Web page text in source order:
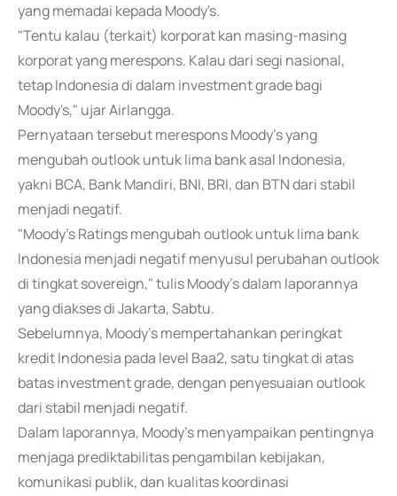
yang memadai kepada Moody's.
"Tentu kalau (terkait) korporat kan masing-masing
korporat yang merespons. Kalau dari segi nasional,
tetap Indonesia di dalam investment grade bagi
Moody's," ujar Airlangga.
Pernyataan tersebut merespons Moody's yang
mengubah outlook untuk lima bank asal Indonesia,
yakni BCA, Bank Mandiri, BNI, BRI, dan BTN dari stabil
menjadi negatif.
"Moody's Ratings mengubah outlook untuk lima bank
Indonesia menjadi negatif menyusul perubahan outlook
di tingkat sovereign," tulis Moody's dalam laporannya
yang diakses di Jakarta, Sabtu.
Sebelumnya, Moody's mempertahankan peringkat
kredit Indonesia pada level Baa2, satu tingkat di atas
batas investment grade, dengan penyesuaian outlook
dari stabil menjadi negatif.
Dalam laporannya, Moody's menyampaikan pentingnya
menjaga prediktabilitas pengambilan kebijakan,
komunikasi publik, dan kualitas koordinasi